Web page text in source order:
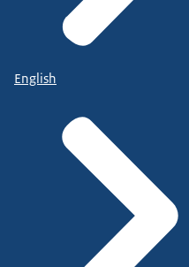
English